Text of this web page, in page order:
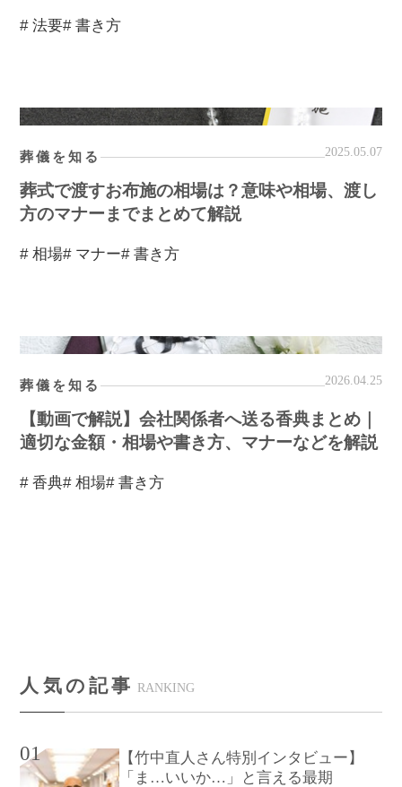
# 法要# 書き方
葬儀を知る 2025.05.07
葬式で渡すお布施の相場は？意味や相場、渡し
方のマナーまでまとめて解説
# 相場# マナー# 書き方
葬儀を知る 2026.04.25
【動画で解説】会社関係者へ送る香典まとめ｜
適切な金額・相場や書き方、マナーなどを解説
# 香典# 相場# 書き方
人気の記事 RANKING
01
【竹中直人さん特別インタビュー】
「ま…いいか…」と言える最期